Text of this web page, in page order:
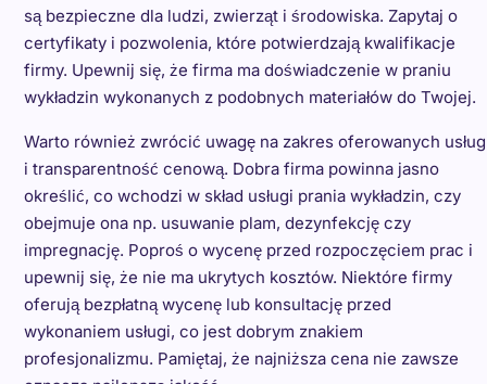
są bezpieczne dla ludzi, zwierząt i środowiska. Zapytaj o
certyfikaty i pozwolenia, które potwierdzają kwalifikacje
firmy. Upewnij się, że firma ma doświadczenie w praniu
wykładzin wykonanych z podobnych materiałów do Twojej.
Warto również zwrócić uwagę na zakres oferowanych usług
i transparentność cenową. Dobra firma powinna jasno
określić, co wchodzi w skład usługi prania wykładzin, czy
obejmuje ona np. usuwanie plam, dezynfekcję czy
impregnację. Poproś o wycenę przed rozpoczęciem prac i
upewnij się, że nie ma ukrytych kosztów. Niektóre firmy
oferują bezpłatną wycenę lub konsultację przed
wykonaniem usługi, co jest dobrym znakiem
profesjonalizmu. Pamiętaj, że najniższa cena nie zawsze